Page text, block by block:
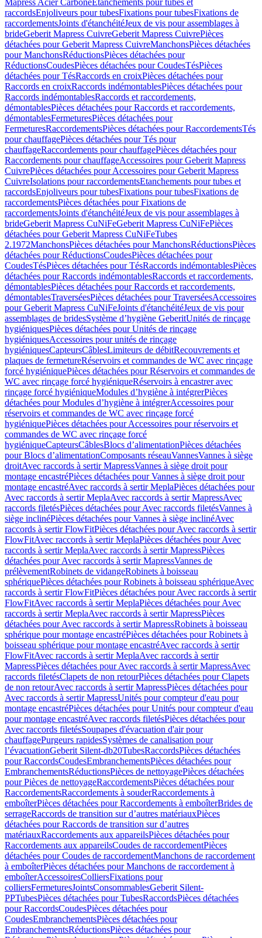
Mapress Acier CarboneEtanchements pour tubes et
raccordsEnjoliveurs pour tubesFixations pour tubesFixations de
raccordementsJoints d'étanchéitéJeux de vis pour assemblages à
brideGeberit Mapress CuivreGeberit Mapress CuivrePièces
détachées pour Geberit Mapress CuivreManchonsPièces détachées
pour ManchonsRéductionsPièces détachées pour
RéductionsCoudesPièces détachées pour CoudesTésPièces
détachées pour TésRaccords en croixPièces détachées pour
Raccords en croixRaccords indémontablesPièces détachées pour
Raccords indémontablesRaccords et raccordements,
démontablesPièces détachées pour Raccords et raccordements,
démontablesFermeturesPièces détachées pour
FermeturesRaccordementsPièces détachées pour RaccordementsTés
pour chauffagePièces détachées pour Tés pour
chauffageRaccordements pour chauffagePièces détachées pour
Raccordements pour chauffageAccessoires pour Geberit Mapress
CuivrePièces détachées pour Accessoires pour Geberit Mapress
CuivreIsolations pour raccordementsEtanchements pour tubes et
raccordsEnjoliveurs pour tubesFixations pour tubesFixations de
raccordementsPièces détachées pour Fixations de
raccordementsJoints d'étanchéitéJeux de vis pour assemblages à
brideGeberit Mapress CuNiFeGeberit Mapress CuNiFePièces
détachées pour Geberit Mapress CuNiFeTubes
2.1972ManchonsPièces détachées pour ManchonsRéductionsPièces
détachées pour RéductionsCoudesPièces détachées pour
CoudesTésPièces détachées pour TésRaccords indémontablesPièces
détachées pour Raccords indémontablesRaccords et raccordements,
démontablesPièces détachées pour Raccords et raccordements,
démontablesTraverséesPièces détachées pour TraverséesAccessoires
pour Geberit Mapress CuNiFeJoints d'étanchéitéJeux de vis pour
assemblages de bridesSystème d’hygiène GeberitUnités de rinçage
hygiéniquesPièces détachées pour Unités de rinçage
hygiéniquesAccessoires pour unités de rinçage
hygiéniquesCapteursCâblesLimiteurs de débitRecouvrements et
plaques de fermetureRéservoirs et commandes de WC avec rinçage
forcé hygiéniquePièces détachées pour Réservoirs et commandes de
WC avec rinçage forcé hygiéniqueRéservoirs à encastrer avec
rinçage forcé hygiéniqueModules d’hygiène à intégrerPièces
détachées pour Modules d’hygiène à intégrerAccessoires pour
réservoirs et commandes de WC avec rinçage forcé
hygiéniquePièces détachées pour Accessoires pour réservoirs et
commandes de WC avec rinçage forcé
hygiéniqueCapteursCâblesBlocs d’alimentationPièces détachées
pour Blocs d’alimentationComposants réseauVannesVannes à siège
droitAvec raccords à sertir MapressVannes à siège droit pour
montage encastréPièces détachées pour Vannes à siège droit pour
montage encastréAvec raccords à sertir MeplaPièces détachées pour
Avec raccords à sertir MeplaAvec raccords à sertir MapressAvec
raccords filetésPièces détachées pour Avec raccords filetésVannes à
siège inclinéPièces détachées pour Vannes à siège inclinéAvec
raccords à sertir FlowFitPièces détachées pour Avec raccords à sertir
FlowFitAvec raccords à sertir MeplaPièces détachées pour Avec
raccords à sertir MeplaAvec raccords à sertir MapressPièces
détachées pour Avec raccords à sertir MapressVannes de
prélèvementRobinets de vidangeRobinets à boisseau
sphériquePièces détachées pour Robinets à boisseau sphériqueAvec
raccords à sertir FlowFitPièces détachées pour Avec raccords à sertir
FlowFitAvec raccords à sertir MeplaPièces détachées pour Avec
raccords à sertir MeplaAvec raccords à sertir MapressPièces
détachées pour Avec raccords à sertir MapressRobinets à boisseau
sphérique pour montage encastréPièces détachées pour Robinets à
boisseau sphérique pour montage encastréAvec raccords à sertir
FlowFitAvec raccords à sertir MeplaAvec raccords à sertir
MapressPièces détachées pour Avec raccords à sertir MapressAvec
raccords filetésClapets de non retourPièces détachées pour Clapets
de non retourAvec raccords à sertir MapressPièces détachées pour
Avec raccords à sertir MapressUnités pour compteur d'eau pour
montage encastréPièces détachées pour Unités pour compteur d'eau
pour montage encastréAvec raccords filetésPièces détachées pour
Avec raccords filetésSoupapes d'évacuation d'air pour
chauffagePurgeurs rapidesSystèmes de canalisation pour
l’évacuationGeberit Silent-db20TubesRaccordsPièces détachées
pour RaccordsCoudesEmbranchementsPièces détachées pour
EmbranchementsRéductionsPièces de nettoyagePièces détachées
pour Pièces de nettoyageRaccordementsPièces détachées pour
RaccordementsRaccordements à souderRaccordements à
emboîterPièces détachées pour Raccordements à emboîterBrides de
serrageRaccords de transition sur d’autres matériauxPièces
détachées pour Raccords de transition sur d’autres
matériauxRaccordements aux appareilsPièces détachées pour
Raccordements aux appareilsCoudes de raccordementPièces
détachées pour Coudes de raccordementManchons de raccordement
à emboîterPièces détachées pour Manchons de raccordement à
emboîterAccessoiresColliersFixations pour
colliersFermeturesJointsConsommablesGeberit Silent-
PPTubesPièces détachées pour TubesRaccordsPièces détachées
pour RaccordsCoudesPièces détachées pour
CoudesEmbranchementsPièces détachées pour
EmbranchementsRéductionsPièces détachées pour